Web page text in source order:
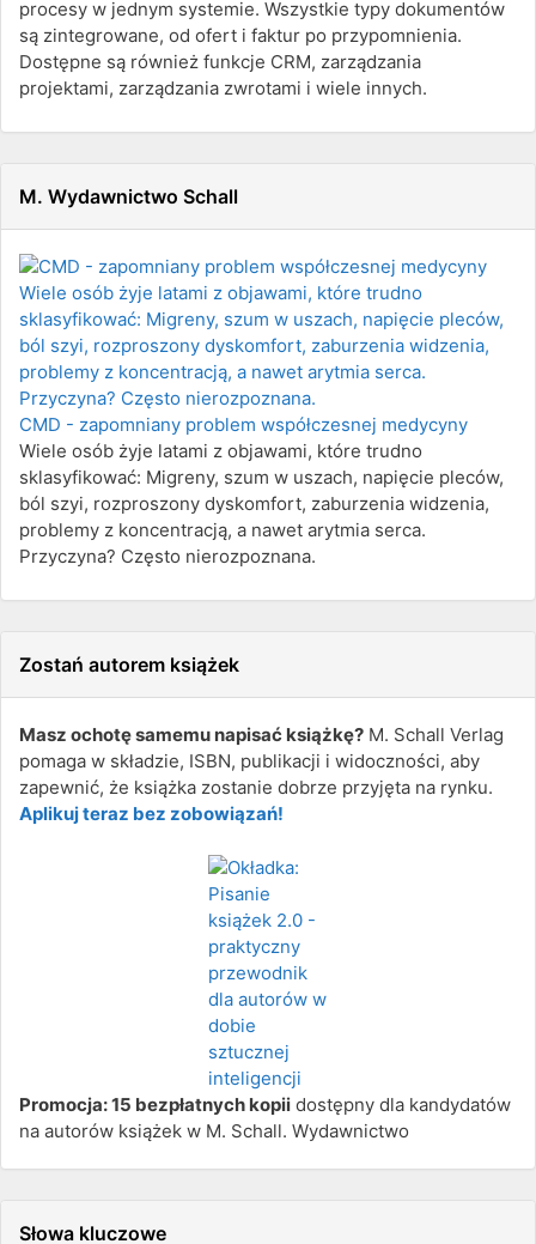
procesy w jednym systemie. Wszystkie typy dokumentów
są zintegrowane, od ofert i faktur po przypomnienia.
Dostępne są również funkcje CRM, zarządzania
projektami, zarządzania zwrotami i wiele innych.
M. Wydawnictwo Schall
CMD - zapomniany problem współczesnej medycyny
Wiele osób żyje latami z objawami, które trudno
sklasyfikować: Migreny, szum w uszach, napięcie pleców,
ból szyi, rozproszony dyskomfort, zaburzenia widzenia,
problemy z koncentracją, a nawet arytmia serca.
Przyczyna? Często nierozpoznana.
Zostań autorem książek
Masz ochotę samemu napisać książkę? M. Schall Verlag
pomaga w składzie, ISBN, publikacji i widoczności, aby
zapewnić, że książka zostanie dobrze przyjęta na rynku.
Aplikuj teraz bez zobowiązań!
Promocja: 15 bezpłatnych kopii dostępny dla kandydatów
na autorów książek w M. Schall. Wydawnictwo
Słowa kluczowe